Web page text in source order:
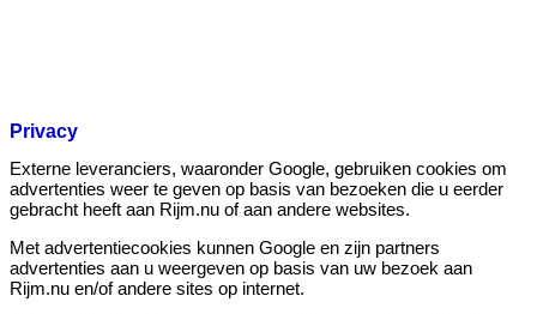
Privacy
Externe leveranciers, waaronder Google, gebruiken cookies om
advertenties weer te geven op basis van bezoeken die u eerder
gebracht heeft aan Rijm.nu of aan andere websites.
Met advertentiecookies kunnen Google en zijn partners
advertenties aan u weergeven op basis van uw bezoek aan
Rijm.nu en/of andere sites op internet.